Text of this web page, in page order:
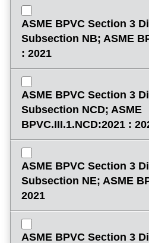
ASME BPVC Section 3
Subsection NB; ASME
: 2021
ASME BPVC Section 3
Subsection NCD; ASME
BPVC.III.1.NCD:2021 :
ASME BPVC Section 3
Subsection NE; ASME
2021
ASME BPVC Section 3